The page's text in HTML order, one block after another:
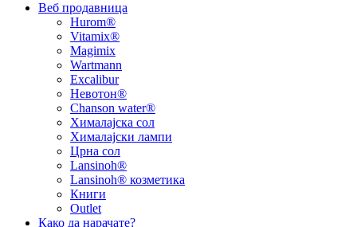
Веб продавница
Hurom®
Vitamix®
Magimix
Wartmann
Excalibur
Невотон®
Chanson water®
Хималајска сол
Хималајски лампи
Црна сол
Lansinoh®
Lansinoh® козметика
Книги
Outlet
Како да нарачате?